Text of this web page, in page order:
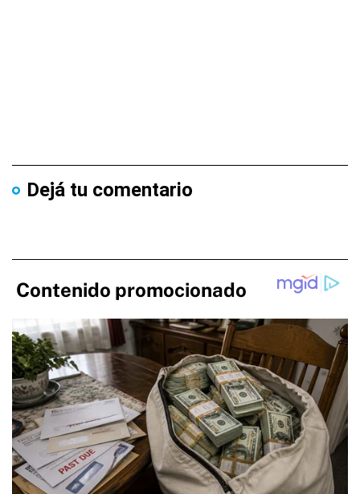
Dejá tu comentario